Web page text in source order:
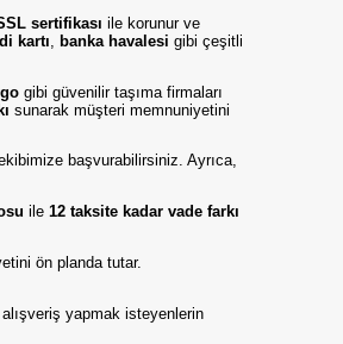
sertifikası ile korunur ve
kartı banka havalesi gibi çeşitli
gibi güvenilir taşıma firmaları
sunarak müşteri memnuniyetini
başvurabilirsiniz. Ayrıca,
ile 12 taksite kadar vade farkı
ön planda tutar.
yapmak isteyenlerin